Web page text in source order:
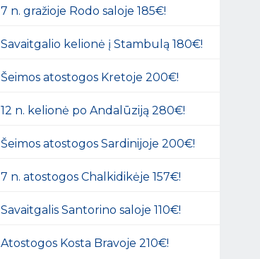
7 n. gražioje Rodo saloje 185€!
Savaitgalio kelionė į Stambulą 180€!
Šeimos atostogos Kretoje 200€!
12 n. kelionė po Andalūziją 280€!
Šeimos atostogos Sardinijoje 200€!
7 n. atostogos Chalkidikėje 157€!
Savaitgalis Santorino saloje 110€!
Atostogos Kosta Bravoje 210€!